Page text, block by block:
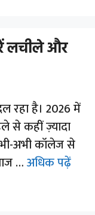
लचीले और
रहा है। 2026 में
से कहीं ज़्यादा
अभी कॉलेज से
…अधिक पढ़ें